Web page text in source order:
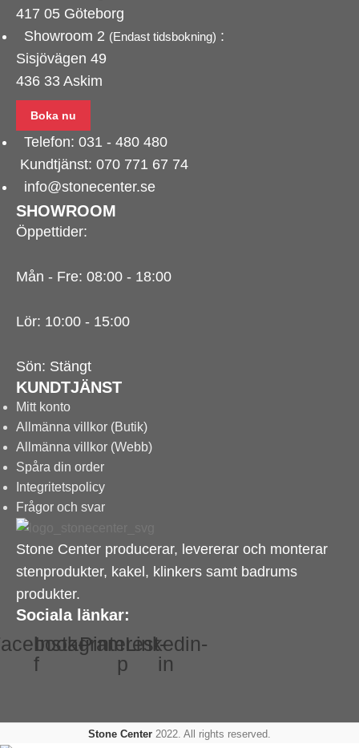
417 05 Göteborg
Showroom 2 (Endast tidsbokning) :
Sisjövägen 49
436 33 Askim
Boka nu
Telefon: 031 - 480 480
Kundtjänst: 070 771 67 74
info@stonecenter.se
SHOWROOM
Öppettider:
Mån - Fre: 08:00 - 18:00
Lör: 10:00 - 15:00
Sön: Stängt
KUNDTJÄNST
Mitt konto
Allmänna villkor (Butik)
Allmänna villkor (Webb)
Spåra din order
Integritetspolicy
Frågor och svar
Stone Center producerar, levererar och monterar
stenprodukter, kakel, klinkers samt badrums
produkter.
Sociala länkar:
f
InstagramPinterest-
p
Linkedin-
in
Stone Center 2022. All rights reserved.